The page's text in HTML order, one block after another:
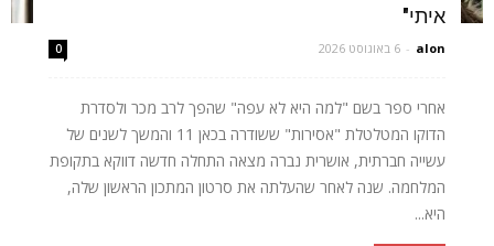
איתי"
alon
- 6 באוגוסט 2026 0
אחרי ספר בשם "למה היא לא עפה" שהפך לרב מכר ולסדרת
הדוקו המטלטלת "אסירות" ששודרה בכאן 11 והמשך לשנים של
עשייה חברתית, אושרית נברה מצאה התחלה חדשה דווקא בתקופת
המלחמה. שנה לאחר שהעלתה את סרטון המתכון הראשון שלה,
היא...